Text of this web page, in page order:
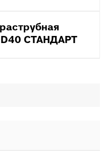
D40 СТАНДАРТ